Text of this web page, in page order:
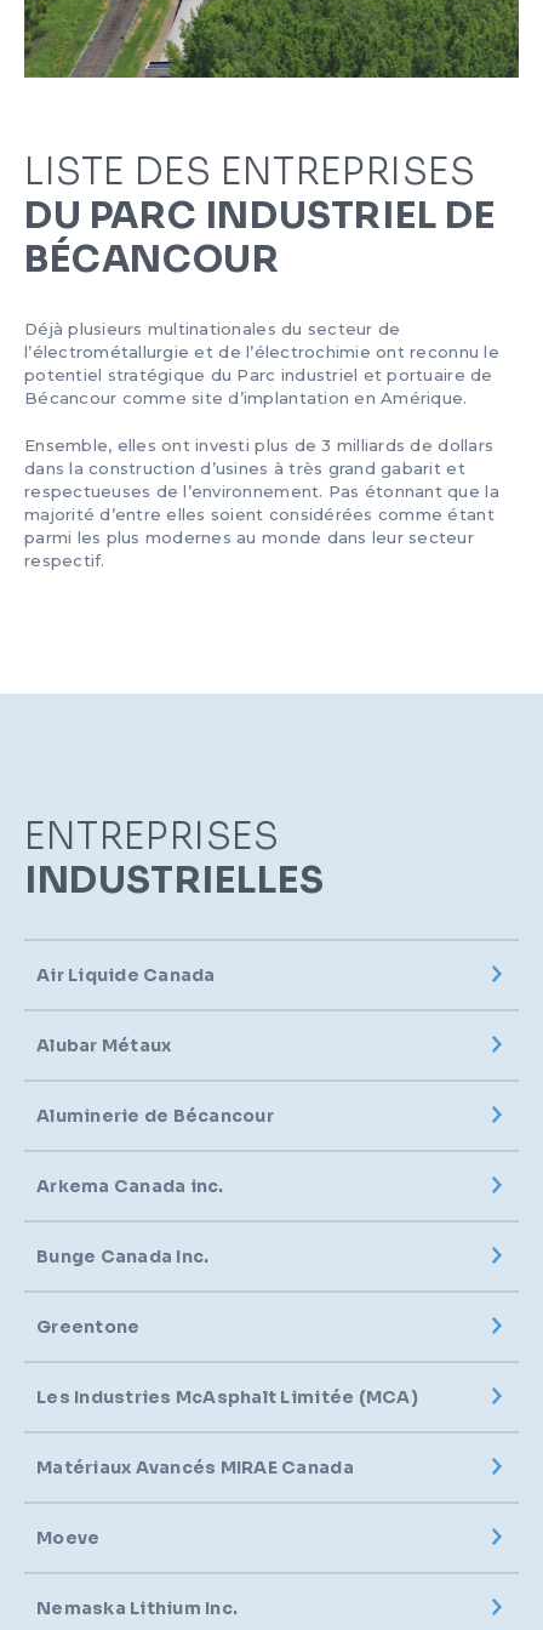
LISTE DES ENTREPRISES
DU PARC INDUSTRIEL DE
BÉCANCOUR
Déjà plusieurs multinationales du secteur de
l’électrométallurgie et de l’électrochimie ont reconnu le
potentiel stratégique du Parc industriel et portuaire de
Bécancour comme site d’implantation en Amérique.
Ensemble, elles ont investi plus de 3 milliards de dollars
dans la construction d’usines à très grand gabarit et
respectueuses de l’environnement. Pas étonnant que la
majorité d’entre elles soient considérées comme étant
parmi les plus modernes au monde dans leur secteur
respectif.
ENTREPRISES
INDUSTRIELLES
Air Liquide Canada
Alubar Métaux
Aluminerie de Bécancour
Arkema Canada inc.
Bunge Canada Inc.
Greentone
Les Industries McAsphalt Limitée (MCA)
Matériaux Avancés MIRAE Canada
Moeve
Nemaska Lithium Inc.